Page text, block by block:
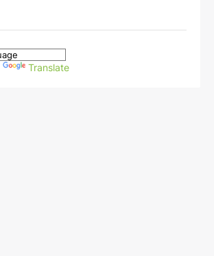
Translate